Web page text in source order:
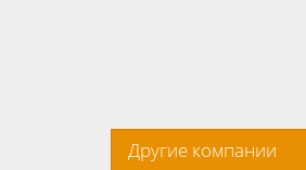
Другие компании